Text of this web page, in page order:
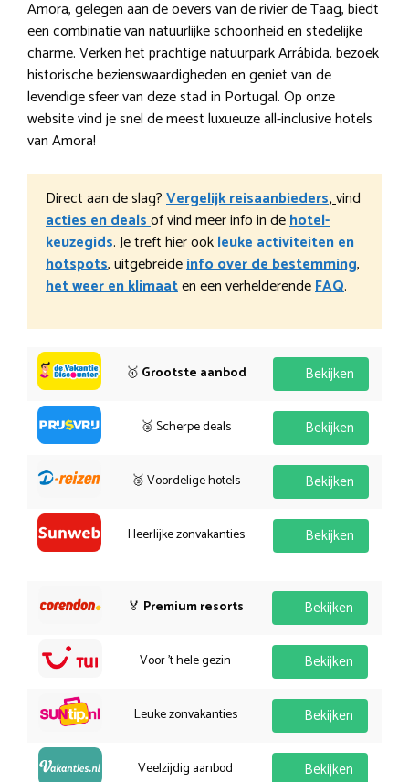
Amora, gelegen aan de oevers van de rivier de Taag, biedt
een combinatie van natuurlijke schoonheid en stedelijke
charme. Verken het prachtige natuurpark Arrábida, bezoek
historische bezienswaardigheden en geniet van de
levendige sfeer van deze stad in Portugal. Op onze
website vind je snel de meest luxueuze all-inclusive hotels
van Amora!
Direct aan de slag?Vergelijk reisaanbieders,vind
acties en dealsof vind meer info in dehotel-
keuzegids. Je treft hier ookleuke activiteiten en
hotspots, uitgebreideinfo over de bestemming,
het weer en klimaaten een verhelderendeFAQ.
🥇 Grootste aanbod Bekijken
🥈 Scherpe deals Bekijken
🥉 Voordelige hotels Bekijken
Heerlijke zonvakanties Bekijken
🏅 Premium resorts Bekijken
Voor 't hele gezin Bekijken
Leuke zonvakanties Bekijken
Veelzijdig aanbod Bekijken